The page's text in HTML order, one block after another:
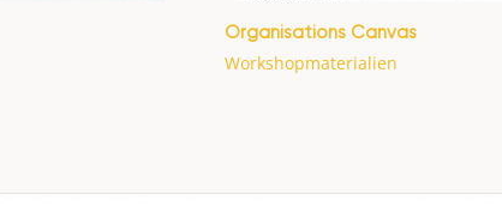
Organisations Canvas
Workshopmaterialien